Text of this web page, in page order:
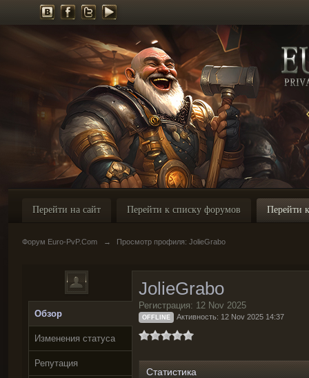
Перейти на сайт Перейти к списку форумов Перейти
Форум Euro-PvP.Com → Просмотр профиля: JolieGrabo
Обзор
Изменения статуса
Репутация
JolieGrabo
Регистрация: 12 Nov 2025
OFFLINE Активность: 12 Nov 2025 14:37
Статистика